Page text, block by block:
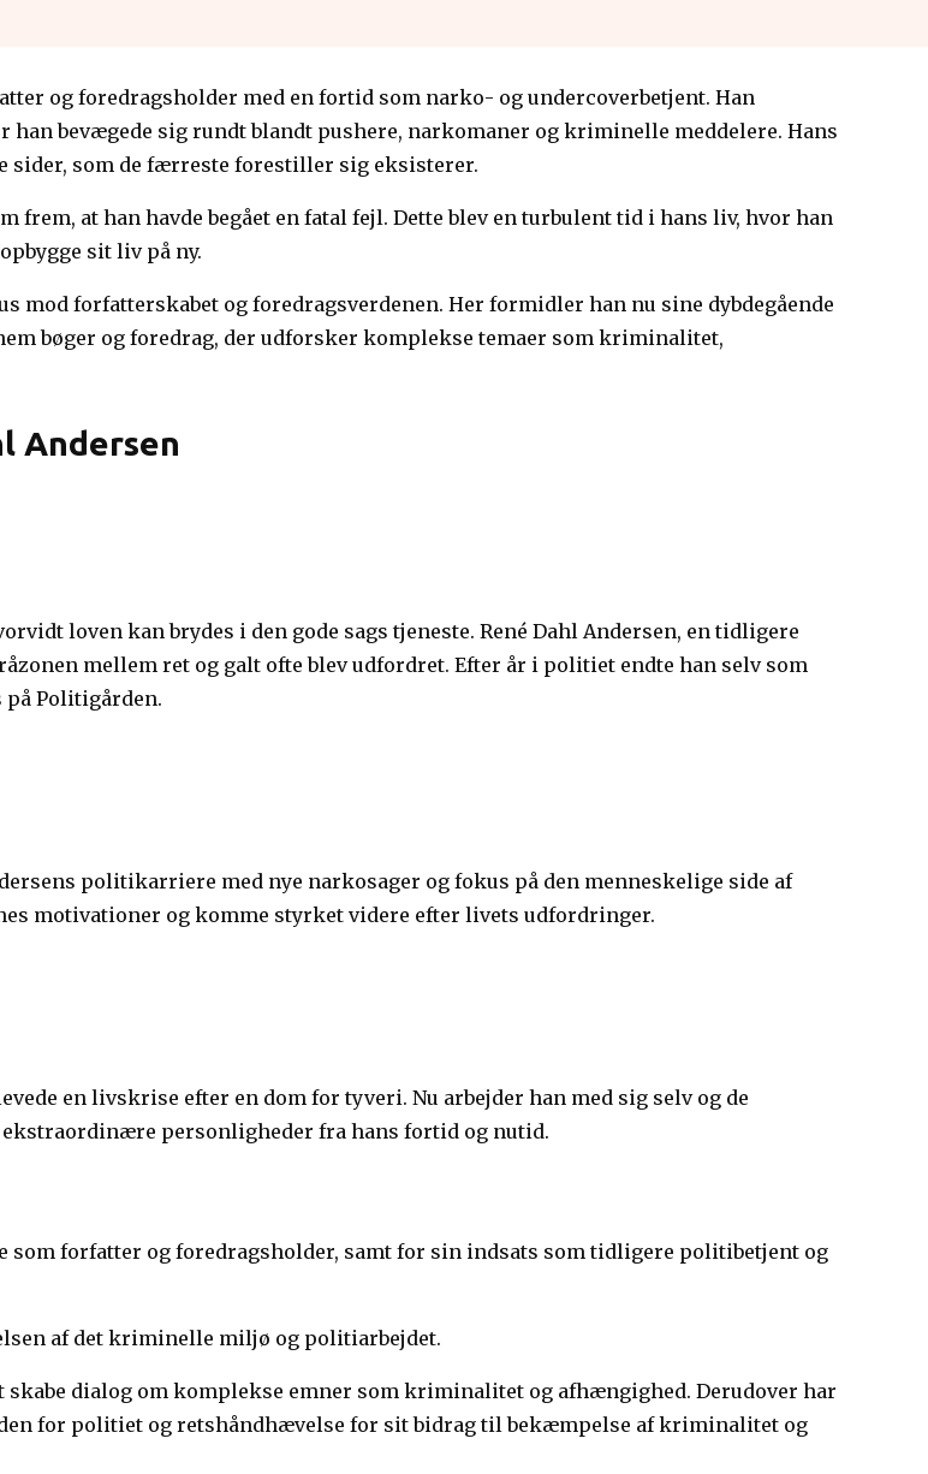
og foredragsholder med en fortid som narko- og undercoverbetjent. Han
han bevægede sig rundt blandt pushere, narkomaner og kriminelle meddelere. Hans
som de færreste forestiller sig eksisterer.
frem, at han havde begået en fatal fejl. Dette blev en turbulent tid i hans liv, hvor han
sit liv på ny.
mod forfatterskabet og foredragsverdenen. Her formidler han nu sine dybdegående
bøger og foredrag, der udforsker komplekse temaer som kriminalitet,
Andersen
loven kan brydes i den gode sags tjeneste. René Dahl Andersen, en tidligere
mellem ret og galt ofte blev udfordret. Efter år i politiet endte han selv som
Politigården.
politikarriere med nye narkosager og fokus på den menneskelige side af
motivationer og komme styrket videre efter livets udfordringer.
en livskrise efter en dom for tyveri. Nu arbejder han med sig selv og de
personligheder fra hans fortid og nutid.
som forfatter og foredragsholder, samt for sin indsats som tidligere politibetjent og
af det kriminelle miljø og politiarbejdet.
dialog om komplekse emner som kriminalitet og afhængighed. Derudover har
for politiet og retshåndhævelse for sit bidrag til bekæmpelse af kriminalitet og